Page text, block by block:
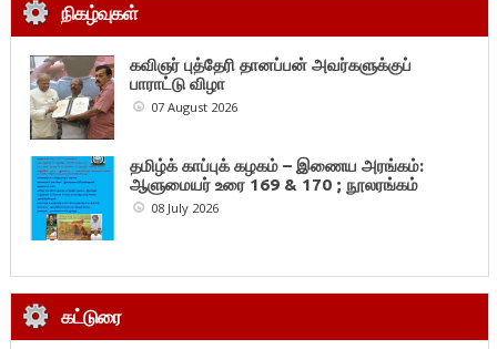
நிகழ்வுகள்
கவிஞர் புத்தேரி தானப்பன் அவர்களுக்குப்
பாராட்டு விழா
07 August 2026
தமிழ்க் காப்புக் கழகம் – இணைய அரங்கம்:
ஆளுமையர் உரை 169 & 170 ; நூலரங்கம்
08 July 2026
கட்டுரை